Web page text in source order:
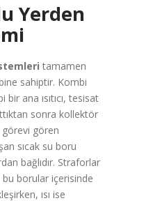
Yerden
tamamen
sahiptir. Kombi
bir ana ısıtıcı, tesisat
sonra kollektör
görevi gören
sıcak su boru
bağlıdır. Straforlar
borular içerisinde
ısı ise